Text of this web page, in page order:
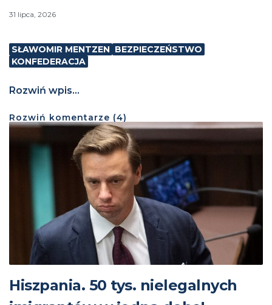
31 lipca, 2026
SŁAWOMIR MENTZEN BEZPIECZEŃSTWO
KONFEDERACJA
Rozwiń wpis...
Rozwiń komentarze (4)
Hiszpania. 50 tys. nielegalnych